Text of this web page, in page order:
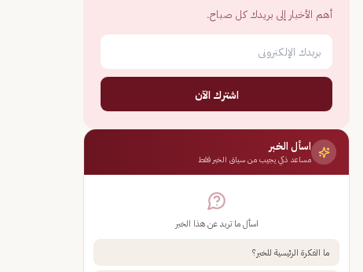
أهم الأخبار إلى بريدك كل صباح.
اشترك الآن
اسأل الخبر
مساعد ذكي يجيب من سياق الخبر فقط
اسأل ما تريد عن هذا الخبر
ما الفكرة الرئيسية للخبر؟